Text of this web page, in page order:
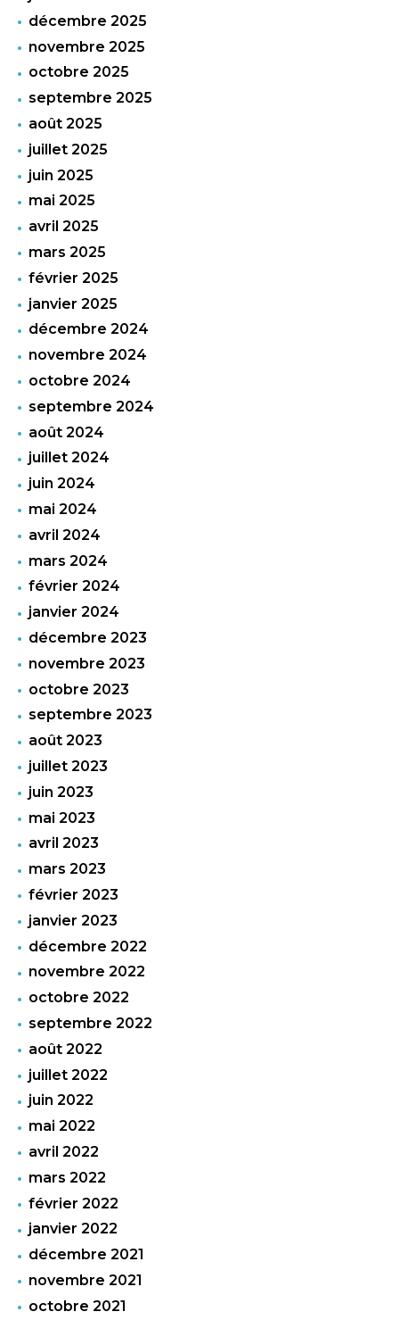
décembre 2025
novembre 2025
octobre 2025
septembre 2025
août 2025
juillet 2025
juin 2025
mai 2025
avril 2025
mars 2025
février 2025
janvier 2025
décembre 2024
novembre 2024
octobre 2024
septembre 2024
août 2024
juillet 2024
juin 2024
mai 2024
avril 2024
mars 2024
février 2024
janvier 2024
décembre 2023
novembre 2023
octobre 2023
septembre 2023
août 2023
juillet 2023
juin 2023
mai 2023
avril 2023
mars 2023
février 2023
janvier 2023
décembre 2022
novembre 2022
octobre 2022
septembre 2022
août 2022
juillet 2022
juin 2022
mai 2022
avril 2022
mars 2022
février 2022
janvier 2022
décembre 2021
novembre 2021
octobre 2021